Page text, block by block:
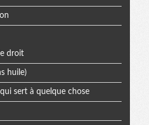
droit
huile)
sert à quelque chose